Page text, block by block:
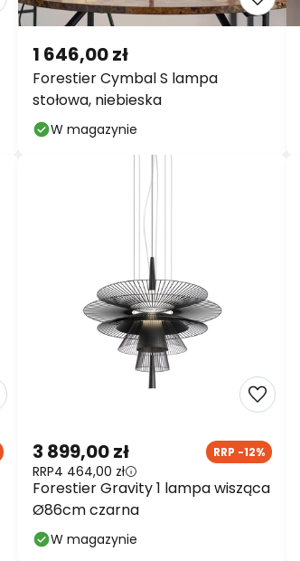
Forestier Cymbal S lampa
stołowa, niebieska
1 646,00 zł
W magazynie
Forestier Gravity 1 lampa wisząca
Ø86cm czarna
3 899,00 zł RRP -12%
RRP4 464,00 zł
W magazynie